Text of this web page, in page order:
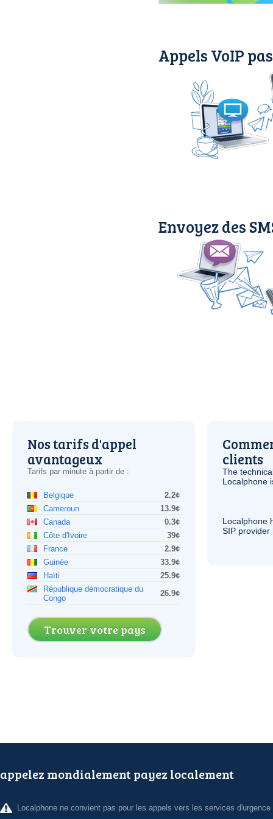
Appels VoIP
Envoyez des
Nos tarifs d'appel
avantageux
Tarifs par minute à partir de :
Belgique
2.2¢
Cameroun
13.9¢
Canada
0.3¢
Côte d'Ivoire
39¢
France
2.9¢
Guinée
33.9¢
Haïti
25.9¢
République démocratique du
Congo
26.9¢
Trouver votre pays
clients
The
Localphone
Localphone
SIP provider
appelez mondialement payez localement
Localphone ne convient pas pour les appels vers les services d'urgence